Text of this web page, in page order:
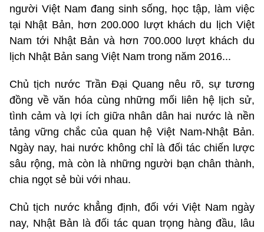
người Việt Nam đang sinh sống, học tập, làm việc
tại Nhật Bản, hơn 200.000 lượt khách du lịch Việt
Nam tới Nhật Bản và hơn 700.000 lượt khách du
lịch Nhật Bản sang Việt Nam trong năm 2016...
Chủ tịch nước Trần Đại Quang nêu rõ, sự tương
đồng về văn hóa cùng những mối liên hệ lịch sử,
tình cảm và lợi ích giữa nhân dân hai nước là nền
tảng vững chắc của quan hệ Việt Nam-Nhật Bản.
Ngày nay, hai nước không chỉ là đối tác chiến lược
sâu rộng, mà còn là những người bạn chân thành,
chia ngọt sẻ bùi với nhau.
Chủ tịch nước khẳng định, đối với Việt Nam ngày
nay, Nhật Bản là đối tác quan trọng hàng đầu, lâu